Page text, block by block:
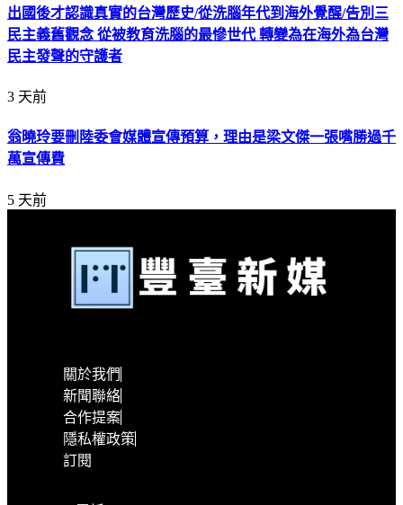
出國後才認識真實的台灣歷史/從洗腦年代到海外覺醒/告別三
民主義舊觀念 從被教育洗腦的最慘世代 轉變為在海外為台灣
民主發聲的守護者
3 天前
翁曉玲要刪陸委會媒體宣傳預算，理由是梁文傑一張嘴勝過千
萬宣傳費
5 天前
關於我們
新聞聯絡
合作提案
隱私權政策
訂閱